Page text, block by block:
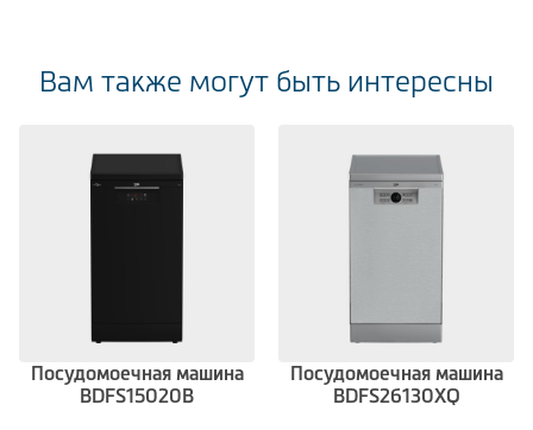
Вам также могут быть интересны
Посудомоечная машина
BDFS15020B
Посудомоечная машина
BDFS26130XQ